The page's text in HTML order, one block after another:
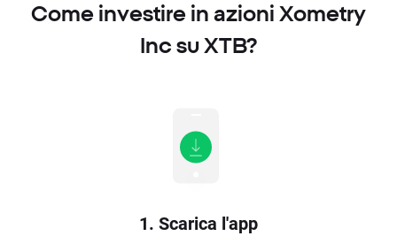
Come investire in azioni Xometry
Inc su XTB?
1. Scarica l'app